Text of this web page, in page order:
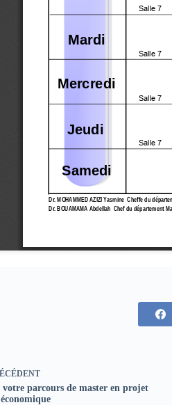
votre parcours de master en projet